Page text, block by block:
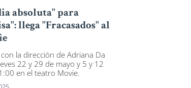
absoluta" para
llega "Fracasados" al
la dirección de Adriana Da
22 y 29 de mayo y 5 y 12
en el teatro Movie.